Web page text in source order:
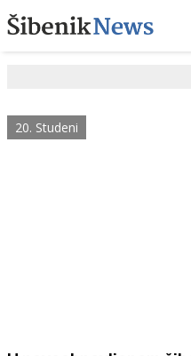
20. Studeni